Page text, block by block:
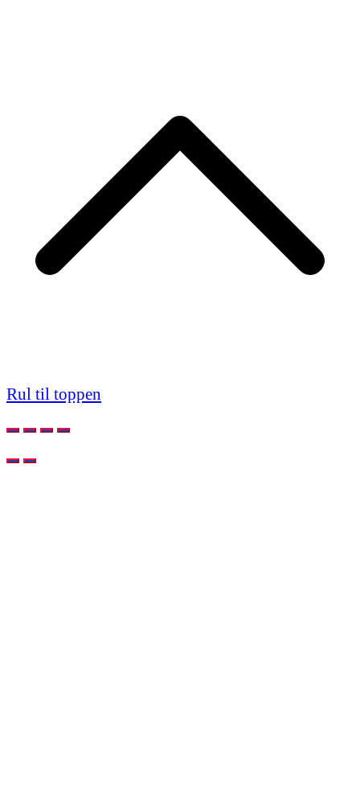
Rul til toppen